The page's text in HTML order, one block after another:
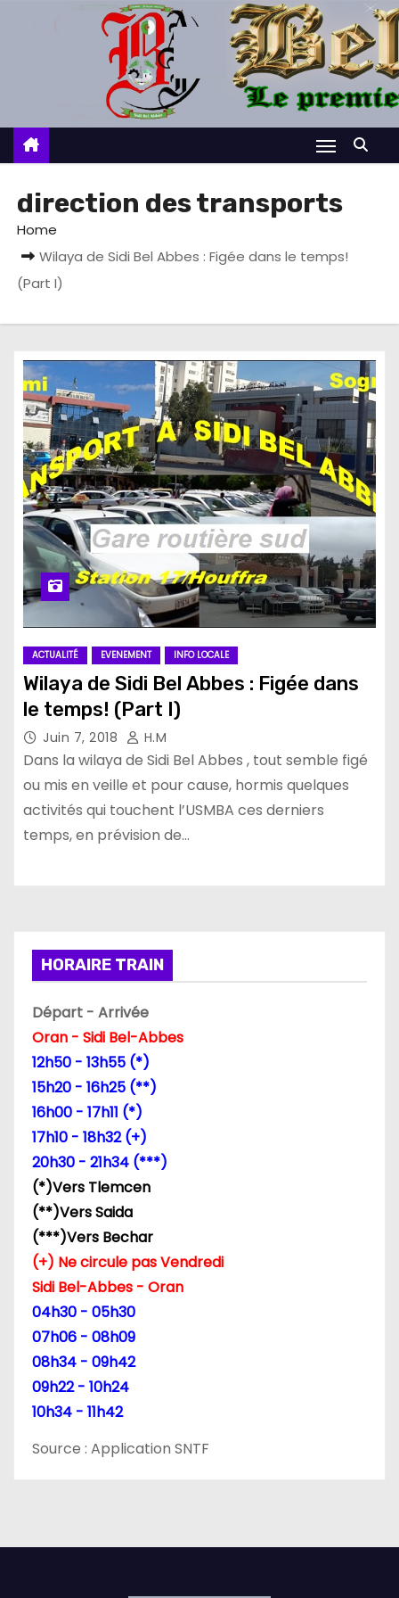
c
direction des transports
Home
Wilaya de Sidi Bel Abbes : Figée dans le temps!
(Part I)
ACTUALITÉ EVENEMENT INFO LOCALE
Wilaya de Sidi Bel Abbes : Figée dans
le temps! (Part I)
Juin 7, 2018 H.M
Dans la wilaya de Sidi Bel Abbes , tout semble figé
ou mis en veille et pour cause, hormis quelques
activités qui touchent l’USMBA ces derniers
temps, en prévision de…
HORAIRE TRAIN
Départ - Arrivée
Oran - Sidi Bel-Abbes
12h50 - 13h55 (*)
15h20 - 16h25 (**)
16h00 - 17h11 (*)
17h10 - 18h32 (+)
20h30 - 21h34 (***)
(*)Vers Tlemcen
(**)Vers Saida
(***)Vers Bechar
(+) Ne circule pas Vendredi
Sidi Bel-Abbes - Oran
04h30 - 05h30
07h06 - 08h09
08h34 - 09h42
09h22 - 10h24
10h34 - 11h42
Source : Application SNTF